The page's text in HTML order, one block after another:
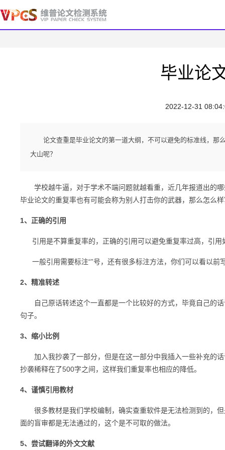
毕业论
2022-12-31
论文查重是毕业论文的第一道大纲，不可以避免的标准线，那
大山呢？
学校越牛逼，对于学术不端问题就越看重，近几年报道出的哪
毕业论文的重复率也有可能会称为别人打击你的武器，那么怎么
1、正确的引用
引用是不算重复率的，正确的引用可以避免重复率过高，引用
一般引用需要标注“”号，还有很多标注方法，你们可以看以前
2、精准转述
自己原话转述这个一直都是一个比较好的方式，毕竟自己的话
句子。
3、缩小比例
加入我抄袭了一部分，但是在这一部分中我插入一些补充的话
抄袭稀释在了500字之间，这样我们重复率也相应的降低。
4、谨慎引用教材
很多教材是我们学校编制，确实查重软件是无法检测到的，但
面的盲审都是无法通过的，这个是不可取的做法。
5、尝试翻译的外文文献